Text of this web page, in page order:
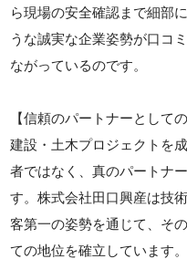
ら現場の安全確認まで細部
うな誠実な企業姿勢が口コ
ながっているのです。
【信頼のパートナーとしての
建設・土木プロジェクトを
者ではなく、真のパートナ
す。株式会社田口興産は技
客第一の姿勢を通じて、そ
ての地位を確立しています